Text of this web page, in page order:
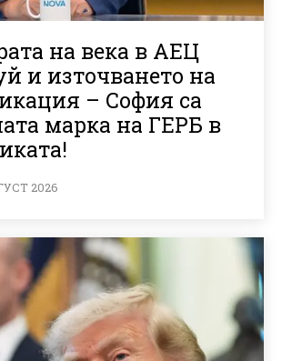
на века в АЕЦ
и източването на
– София са
марка на ГЕРБ в
2026